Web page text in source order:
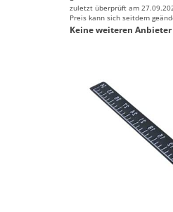
zuletzt überprüft am
Preis kann sich seitdem
Keine weiteren Anbieter